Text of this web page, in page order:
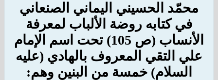
محمّد الحسيني اليماني الصنعاني
في كتابه روضة الألباب لمعرفة
الأنساب (ص 105) تحت اسم الإمام
علي التقي المعروف بالهادي (عليه
السلام) خمسة من البنين وهم: